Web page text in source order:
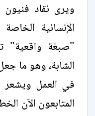
ويرى نقاد فنيون
الإنسانية
"صبغة واقعية"
الشابة، وهو ما
في العمل ويشعر
المتابعون الآن